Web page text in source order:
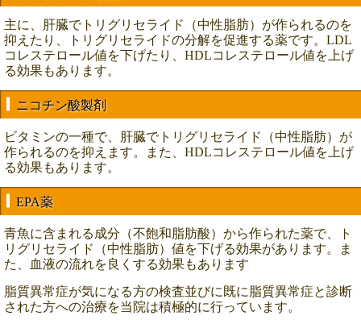
主に、肝臓でトリグリセライド（中性脂肪）が作られるのを
抑えたり、トリグリセライドの分解を促進する薬です。LDL
コレステロール値を下げたり、HDLコレステロール値を上げ
る効果もあります。
ニコチン酸製剤
ビタミンの一種で、肝臓でトリグリセライド（中性脂肪）が
作られるのを抑えます。また、HDLコレステロール値を上げ
る効果もあります。
EPA薬
青魚に含まれる成分（不飽和脂肪酸）から作られた薬で、ト
リグリセライド（中性脂肪）値を下げる効果があります。ま
た、血液の流れを良くする効果もあります
脂質異常症が気になる方の検査並びに既に脂質異常症と診断
された方への治療を当院は積極的に行っています。